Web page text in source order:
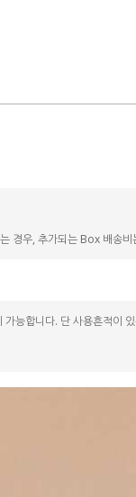
경우, 추가되는 Box 배송
능합니다. 단 사용흔적이